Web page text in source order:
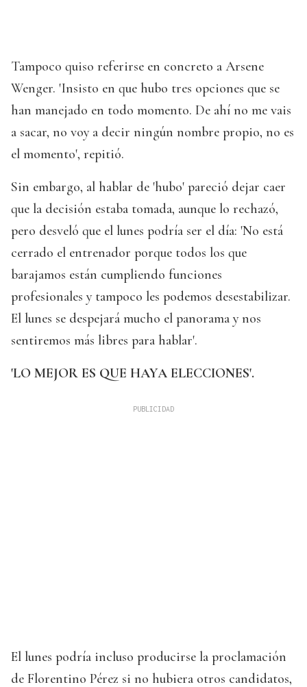
Tampoco quiso referirse en concreto a Arsene
Wenger. 'Insisto en que hubo tres opciones que se
han manejado en todo momento. De ahí no me vais
a sacar, no voy a decir ningún nombre propio, no es
el momento', repitió.
Sin embargo, al hablar de 'hubo' pareció dejar caer
que la decisión estaba tomada, aunque lo rechazó,
pero desveló que el lunes podría ser el día: 'No está
cerrado el entrenador porque todos los que
barajamos están cumpliendo funciones
profesionales y tampoco les podemos desestabilizar.
El lunes se despejará mucho el panorama y nos
sentiremos más libres para hablar'.
'LO MEJOR ES QUE HAYA ELECCIONES'.
El lunes podría incluso producirse la proclamación
de Florentino Pérez si no hubiera otros candidatos,